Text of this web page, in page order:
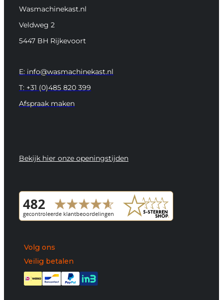
Wasmachinekast.nl
Veldweg 2
5447 BH Rijkevoort
E: info@wasmachinekast.nl
T: +31 (0)485 820 399
Afspraak maken
Bekijk hier onze openingstijden
Volg ons
Veilig betalen